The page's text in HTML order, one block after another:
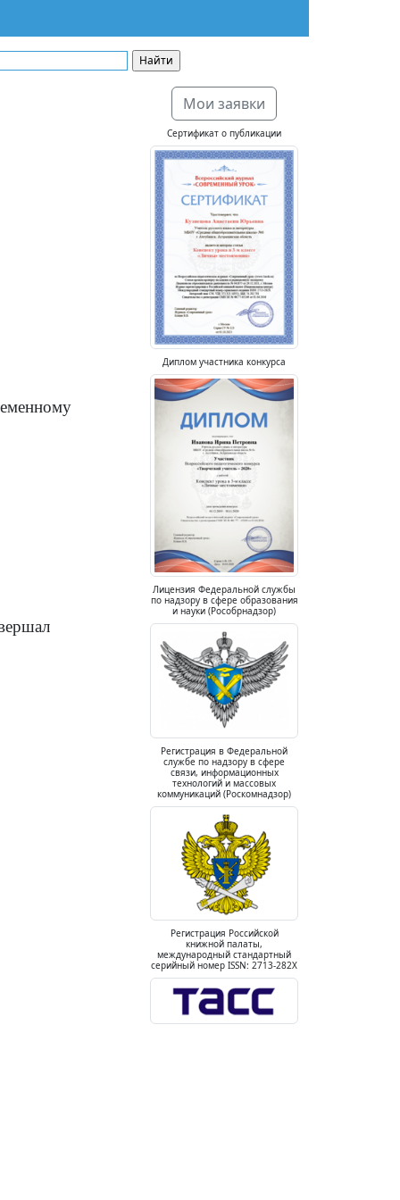
Мои заявки
Сертификат о публикации
Диплом участника конкурса
Лицензия Федеральной службы
по надзору в сфере образования
и науки (Рособрнадзор)
Регистрация в Федеральной
службе по надзору в сфере
связи, информационных
технологий и массовых
коммуникаций (Роскомнадзор)
Регистрация Российской
книжной палаты,
международный стандартный
серийный номер ISSN: 2713-282X